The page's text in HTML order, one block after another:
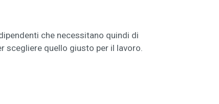
che necessitano quindi di
scegliere quello giusto per il lavoro.